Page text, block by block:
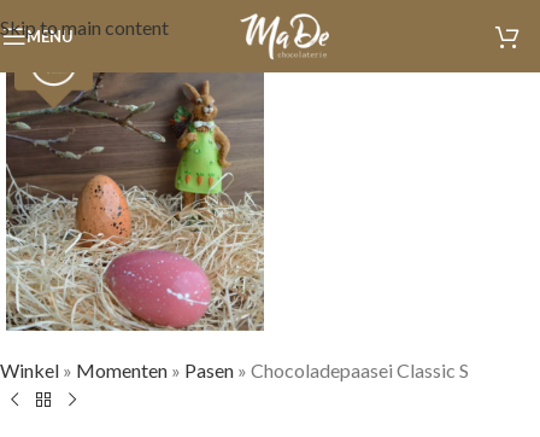
Skip to main content
MENU
Winkel » Momenten » Pasen » Chocoladepaasei Classic S